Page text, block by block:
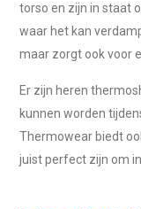
torso en zijn in staat
waar het kan
maar zorgt ook voor
Er zijn heren
kunnen worden
Thermowear biedt
juist perfect zijn om